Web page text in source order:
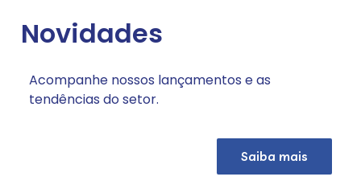
Novidades
Acompanhe nossos lançamentos e as
tendências do setor.
Saiba mais